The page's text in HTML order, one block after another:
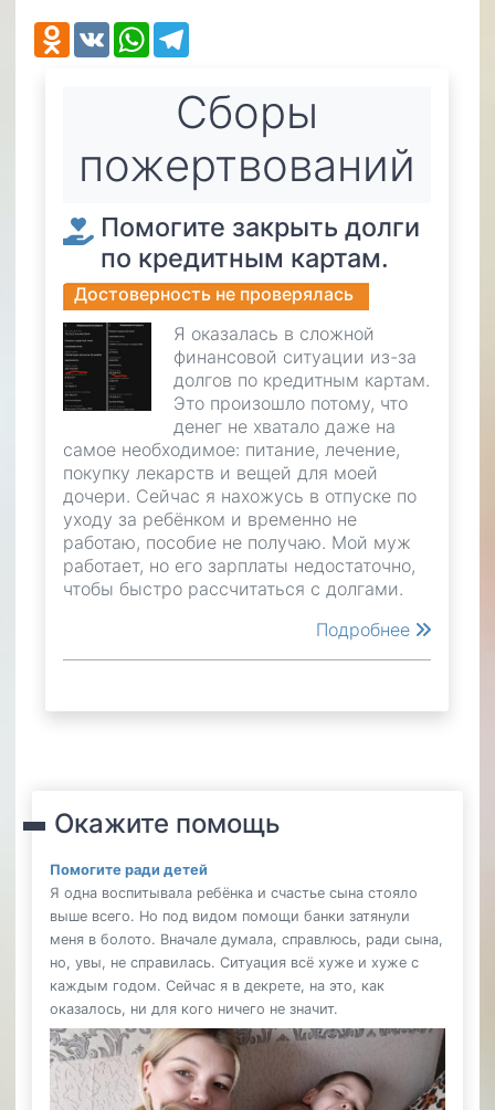
Odnoklassniki
VK WhatsApp
Cборы
пожертвований
Помогите закрыть долги
по кредитным картам.
Достоверность не проверялась
Я оказалась в сложной
финансовой ситуации из-за
долгов по кредитным картам.
Это произошло потому, что
денег не хватало даже на
самое необходимое: питание, лечение,
покупку лекарств и вещей для моей
дочери. Сейчас я нахожусь в отпуске по
уходу за ребёнком и временно не
работаю, пособие не получаю. Мой муж
работает, но его зарплаты недостаточно,
чтобы быстро рассчитаться с долгами.
Подробнее
Окажите помощь
Помогите ради детей
Я одна воспитывала ребёнка и счастье сына стояло
выше всего. Но под видом помощи банки затянули
меня в болото. Вначале думала, справлюсь, ради сына,
но, увы, не справилась. Ситуация всё хуже и хуже с
каждым годом. Сейчас я в декрете, на это, как
оказалось, ни для кого ничего не значит.